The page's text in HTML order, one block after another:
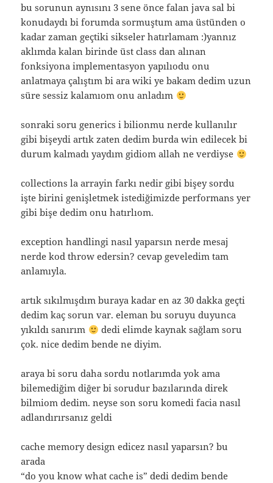
bu sorunun aynısını 3 sene önce falan java sal bi
konudaydı bi forumda sormuştum ama üstünden o
kadar zaman geçtiki sikseler hatırlamam :)yannız
aklımda kalan birinde üst class dan alınan
fonksiyona implementasyon yapılıodu onu
anlatmaya çalıştım bi ara wiki ye bakam dedim uzun
süre sessiz kalamıom onu anladım
sonraki soru generics i bilionmu nerde kullanılır
gibi bişeydi artık zaten dedim burda win edilecek bi
durum kalmadı yaydım gidiom allah ne verdiyse
collections la arrayin farkı nedir gibi bişey sordu
işte birini genişletmek istediğimizde performans yer
gibi bişe dedim onu hatırlıom.
exception handlingi nasıl yaparsın nerde mesaj
nerde kod throw edersin? cevap geveledim tam
anlamıyla.
artık sıkılmışdım buraya kadar en az 30 dakka geçti
dedim kaç sorun var. eleman bu soruyu duyunca
yıkıldı sanırım
dedi elimde kaynak sağlam soru
çok. nice dedim bende ne diyim.
araya bi soru daha sordu notlarımda yok ama
bilemediğim diğer bi sorudur bazılarında direk
bilmiom dedim. neyse son soru komedi facia nasıl
adlandırırsanız geldi
cache memory design edicez nasıl yaparsın? bu
arada
“do you know what cache is” dedi dedim bende